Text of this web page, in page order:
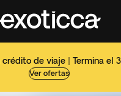
crédito de viaje | Termina el
Ver ofertas